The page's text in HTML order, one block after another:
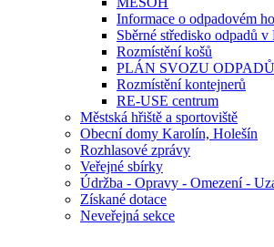
Informace o odpadovém
Sběrné středisko odpadů v
Rozmístění košů
PLÁN SVOZU ODPADŮ
Rozmístění kontejnerů
RE-USE centrum
Městská hřiště a sportoviště
Obecní domy Karolín, Holešín
Rozhlasové zprávy
Veřejné sbírky
Údržba - Opravy - Omezení -
Získané dotace
Neveřejná sekce